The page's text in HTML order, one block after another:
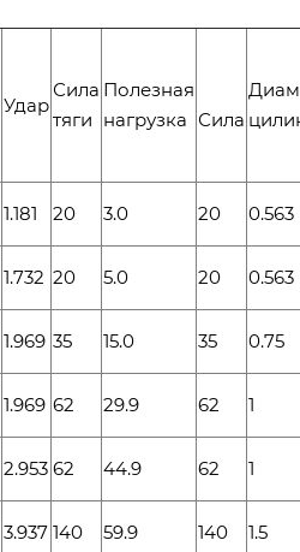
Удар
Сила
тяги
Полезная
нагрузка Сила
1.181 20 3.0 20 0.563
1.732 20 5.0 20 0.563
1.969 35 15.0 35 0.75
1.969 62 29.9 62 1
2.953 62 44.9 62 1
3.937 140 59.9 140 1.5